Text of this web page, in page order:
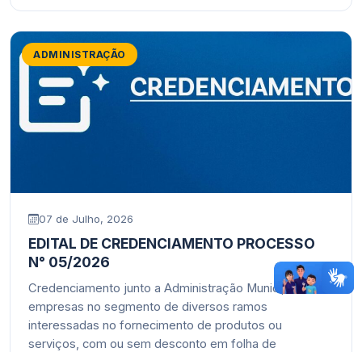
ADMINISTRAÇÃO
07 de Julho, 2026
EDITAL DE CREDENCIAMENTO PROCESSO
N° 05/2026
Credenciamento junto a Administração Municipal de
empresas no segmento de diversos ramos
interessadas no fornecimento de produtos ou
serviços, com ou sem desconto em folha de